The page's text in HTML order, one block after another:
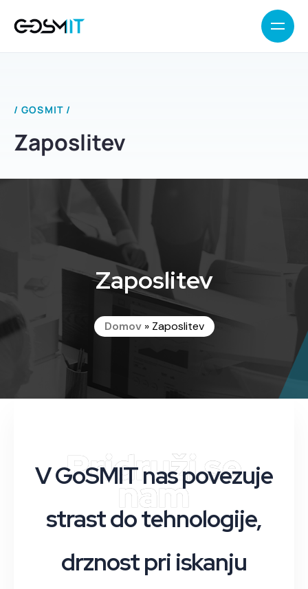
/ GOSMIT /
Zaposlitev
Zaposlitev
Domov» Zaposlitev
V GoSMIT nas povezuje
strast do tehnologije,
drznost pri iskanju
Pridruži se
nam